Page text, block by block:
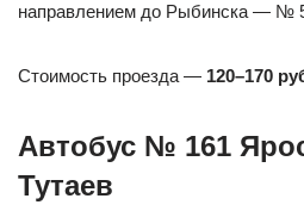
направлением до Рыбинска — №
Стоимость проезда — 120–170
Автобус № 161
Тутаев